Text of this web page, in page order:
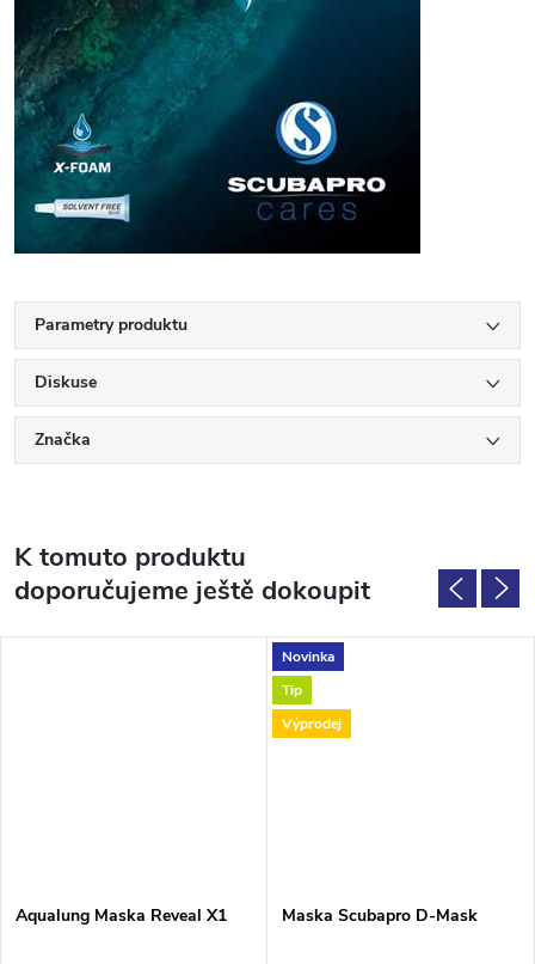
Parametry produktu
Diskuse
Značka
K tomuto produktu
doporučujeme ještě dokoupit
Aqualung Maska Reveal X1
Novinka
Tip
Výprodej
Maska Scubapro D-Mask